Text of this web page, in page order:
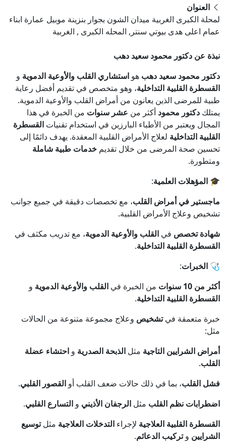
العنوان
لمحلة الكبرى الغربية ميدان الشون بجوار بنزينة موبيل عمارة ابناء
عمام اعلى هدى بيوتي سنتر, المحله الكبرى , الغربية
نبذة عن دكتور محمود سعيد دهب
دكتور محمود سعيد دهب هو استشاري القلب والأوعية الدموية و
القسطرة القلبية التداخلية، وهو متخصص في تقديم أفضل رعاية
طبية للمرضى الذين يعانون من أمراض القلب والأوعية الدموية.
يمتلك دكتور محمود أكثر من عشر سنوات من الخبرة في هذا
المجال ويعتبر من الأطباء البارزين في استخدام تقنيات القسطرة
القلبية التداخلية لعلاج الأمراض القلبية المعقدة. يهدف دائمًا إلى
تحسين صحة المرضى من خلال تقديم خدمات طبية شاملة
ومتطورة.
🎓 المؤهلات العلمية:
ماجستير في أمراض القلب، مع تخصصات دقيقة في جميع جوانب
تشخيص وعلاج الأمراض القلبية.
شهادة تخصص في القلب والأوعية الدموية، مع تدريب مكثف في
القسطرة القلبية التداخلية.
🩺 الخبرات:
أكثر من 10 سنوات
من الخبرة في القلب والأوعية الدموية و
القسطرة القلبية التداخلية.
خبرة متعمقة فيتشخيص وعلاج مجموعة متنوعة من الحالات
مثل:
أمراض الشرايين التاجية مثل الذبحة الصدرية و احتشاء عضلة
القلب.
فشل القلب، بما في ذلك حالات ضعف القلب أو القصور القلبي.
اضطرابات نظم القلب مثل الرجفان الأذيني و التسارع القلبي.
القسطرة القلبية العلاجية لإجراء التدخلات العلاجية مثلتوسيع
الشرايين وتركيب الدعائم.